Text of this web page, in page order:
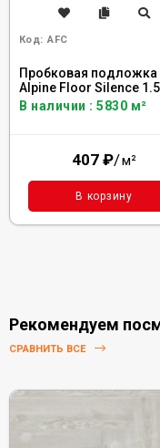
Код: AFC
Пробковая подложка
Alpine Floor Silence
В наличии : 5830 м²
407 ₽/м²
В корзину
Рекомендуем
СРАВНИТЬ ВСЕ